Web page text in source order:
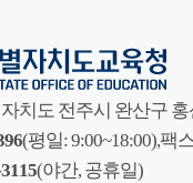
치도 전주시 완산구
(평일: 9:00~18:00),팩
(야간, 공휴일)